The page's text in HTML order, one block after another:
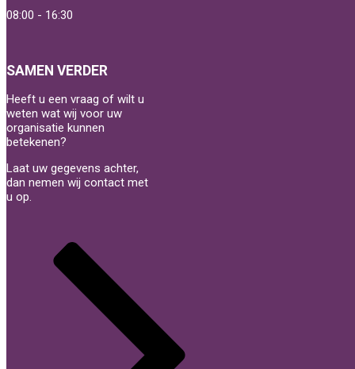
08:00 - 16:30
SAMEN VERDER
Heeft u een vraag of wilt u
weten wat wij voor uw
organisatie kunnen
betekenen?
Laat uw gegevens achter,
dan nemen wij contact met
u op.